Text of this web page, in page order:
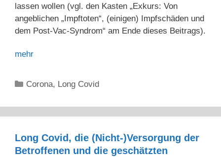
lassen wollen (vgl. den Kasten „Exkurs: Von
angeblichen „Impftoten“, (einigen) Impfschäden und
dem Post-Vac-Syndrom“ am Ende dieses Beitrags).
mehr
Kategorien
Corona, Long Covid
Long Covid, die (Nicht-)Versorgung der
Betroffenen und die geschätzten